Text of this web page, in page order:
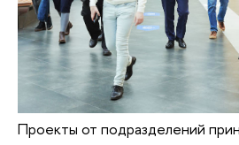
Проекты от подразделений